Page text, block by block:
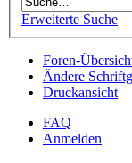
Erweiterte Suche
Foren-
Ändere
Druckansicht
FAQ
Anmelden